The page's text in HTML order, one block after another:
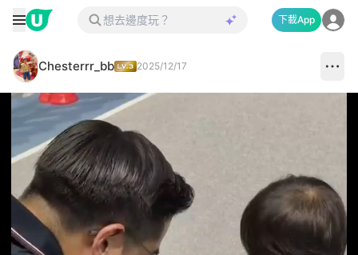
下載App
Chesterrr_bb 2025/12/17